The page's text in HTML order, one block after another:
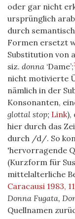
oder gar nicht
ursprünglich
durch
Formen ersetzt
Substitution von
siz. donna ‘Dame’;
nicht motivierte
nämlich in der
Konsonanten,
glottal stop; Link),
hier durch das
durch /d/. So
'hervorragende
(Kurzform für
mittelalterliche
Caracausi 1983,
Donna Fugata,
Quellnamen